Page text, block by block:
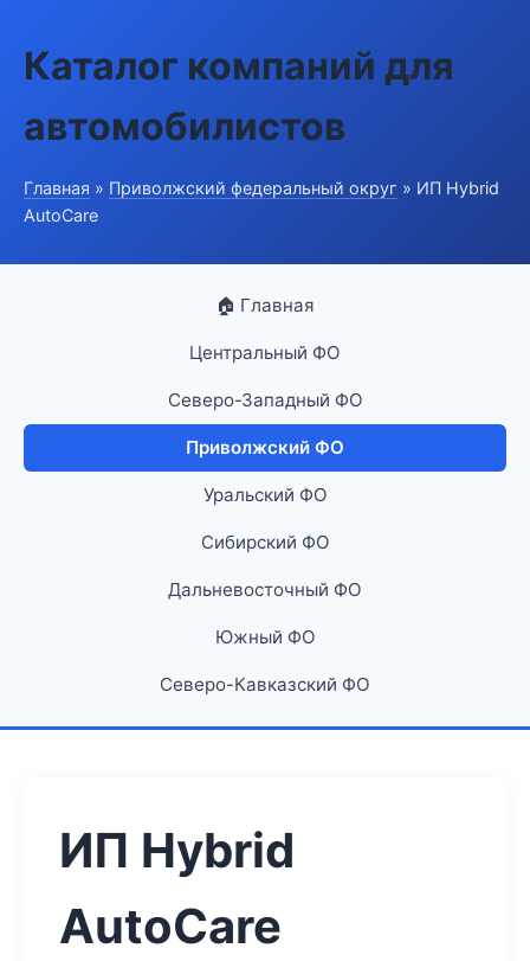
Каталог компаний для
автомобилистов
Главная » Приволжский федеральный округ » ИП Hybrid
AutoCare
🏠 Главная
Центральный ФО
Северо-Западный ФО
Приволжский ФО
Уральский ФО
Сибирский ФО
Дальневосточный ФО
Южный ФО
Северо-Кавказский ФО
ИП Hybrid
AutoCare